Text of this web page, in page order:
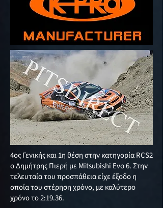
4ος Γενικής και 1η θέση στην κατηγορία RCS2
ο Δημήτρης Πιερή με Mitsubishi Evo 6. Στην
τελευταία του προσπάθεια είχε έξοδο η
οποία του στέρηση χρόνο, με καλύτερο
χρόνο το 2:19.36.